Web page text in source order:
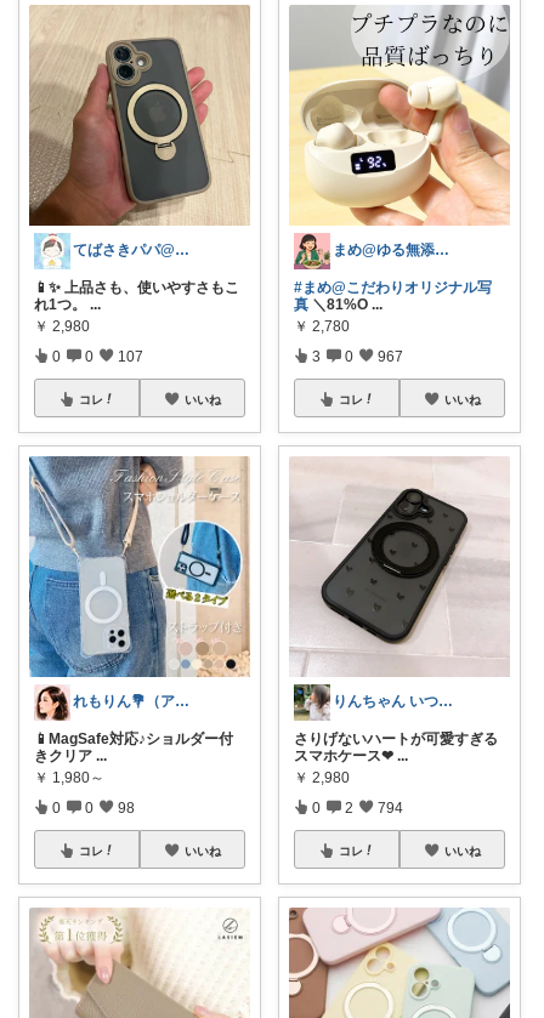
てばさきパパ@スマホアクセ
📱✨ 上品さも、使いやすさもこ
れ1つ。 ...
￥ 2,980
0 0 107
コレ いいね
れもりん💐（アイコン変更しました）
📱MagSafe対応♪ショルダー付
きクリア ...
￥ 1,980～
0 0 98
コレ いいね
まめ@ゆる無添加でミニマル生活☕
#まめ@こだわりオリジナル写
真 ＼81%O ...
￥ 2,780
3 0 967
コレ いいね
りんちゃん いつもありがとう⑅◡̈*♡
さりげないハートが可愛すぎる
スマホケース❤ ...
￥ 2,980
0 2 794
コレ いいね